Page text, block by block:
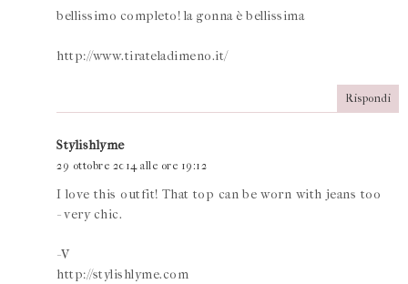
bellissimo completo! la gonna è bellissima
http://www.tirateladimeno.it/
Rispondi
Stylishlyme
29 ottobre 2014 alle ore 19:12
I love this outfit! That top can be worn with jeans too
- very chic.
-V
http://stylishlyme.com